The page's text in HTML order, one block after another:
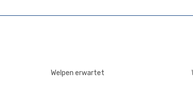
Welpen erwartet